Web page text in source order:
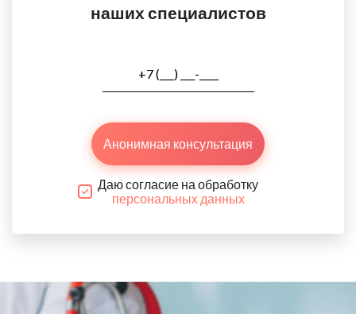
наших специалистов
Анонимная консультация
Даю согласие на обработку
персональных данных